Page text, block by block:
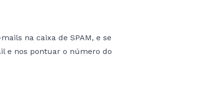
na caixa de SPAM, e se
e nos pontuar o número do